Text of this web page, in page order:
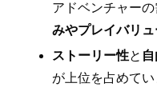
アドベンチャー
みやプレイバリ
ストーリー性と
が上位を占めてい